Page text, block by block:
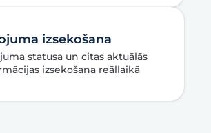
izsekošana
statusa un citas aktuālās
izsekošana reāllaikā